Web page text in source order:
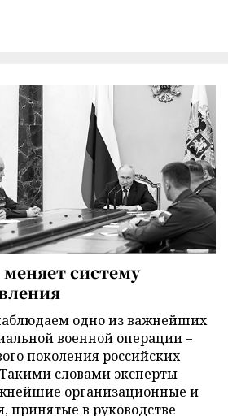
систему
одно из важнейших
военной операции –
поколения российских
словами эксперты
организационные и
принятые в руководстве